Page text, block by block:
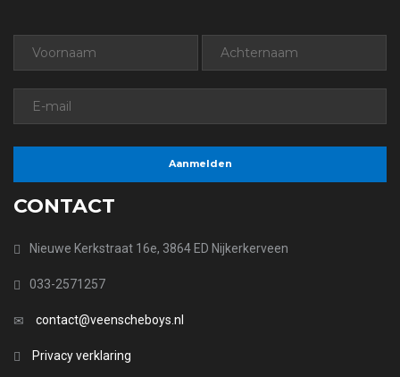
CONTACT
Nieuwe Kerkstraat 16e, 3864 ED Nijkerkerveen
033-2571257
contact@veenscheboys.nl
Privacy verklaring